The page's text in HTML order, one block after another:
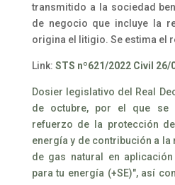
transmitido a la sociedad
de negocio que incluye la
origina el litigio. Se estima el
Link: STS nº621/2022 Civil 26/
Dosier legislativo del Real
de octubre, por el que se
refuerzo de la protección
energía y de contribución a
de gas natural en
para tu energía (+SE)", así